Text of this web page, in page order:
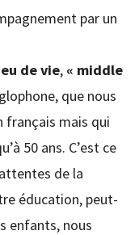
par un
de vie, « middle
que nous
français mais qui
50 ans. C’est ce
de la
éducation, peut-
enfants, nous